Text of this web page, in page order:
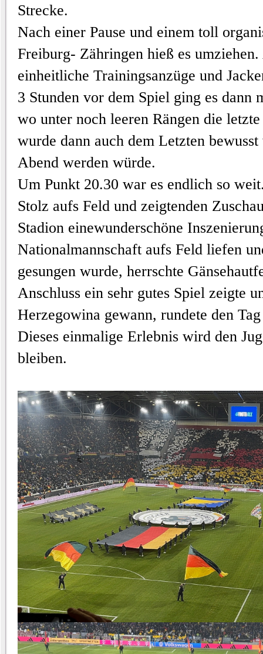
Strecke.
Nach einer Pause und einem toll
Freiburg- Zähringenhieß es
einheitliche Trainingsanzüge und
3 Stunden vor dem Spiel ging es dann
wo unter noch leeren Rängen die
wurde dann auch dem Letzten
Abend werden würde.
Um Punkt 20.30 war es endlich so weit
Stolz aufs Feld und zeigtenden
Stadion einewunderschöne
Nationalmannschaft aufs Feld liefen
gesungen wurde,herrschte
Anschluss ein sehr gutes Spiel zeigte
Herzegowina gewann, rundete den
Dieses einmalige Erlebnis wird den
bleiben.